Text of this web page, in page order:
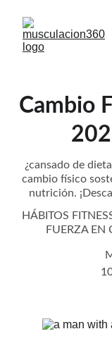
Cambio
¿cansado de
cambio físico
nutrición.
HÁBITOS
FUERZA EN